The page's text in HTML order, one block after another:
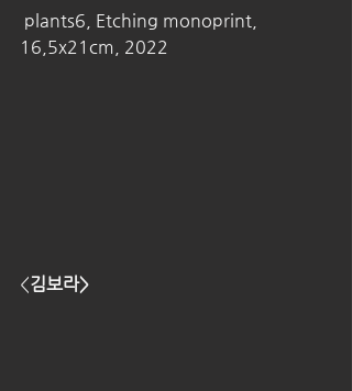
16,5x21cm, 2022
<김보라>